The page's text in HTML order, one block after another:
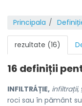
Principala
rezultate (16)
16 definiții
INFILTRÁȚIE, infiltrații,
roci sau în pământ